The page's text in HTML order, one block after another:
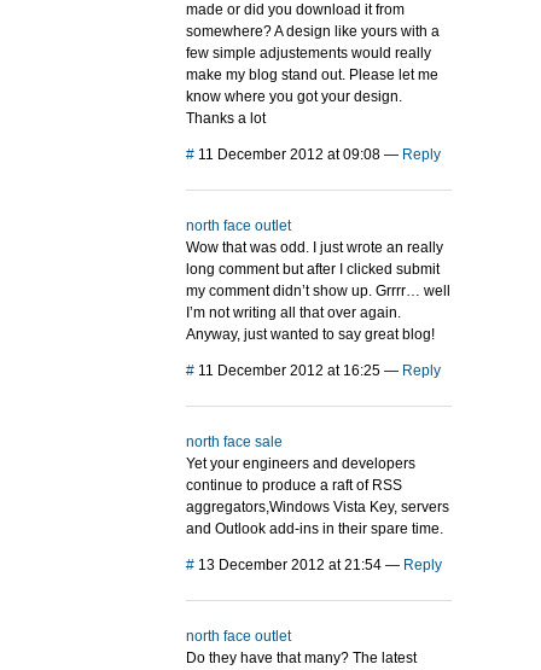
made or did you download it from
somewhere? A design like yours with a
few simple adjustements would really
make my blog stand out. Please let me
know where you got your design.
Thanks a lot
# 11 December 2012 at 09:08 — Reply
north face outlet
Wow that was odd. I just wrote an really
long comment but after I clicked submit
my comment didn’t show up. Grrrr… well
I’m not writing all that over again.
Anyway, just wanted to say great blog!
# 11 December 2012 at 16:25 — Reply
north face sale
Yet your engineers and developers
continue to produce a raft of RSS
aggregators,Windows Vista Key, servers
and Outlook add-ins in their spare time.
# 13 December 2012 at 21:54 — Reply
north face outlet
Do they have that many? The latest